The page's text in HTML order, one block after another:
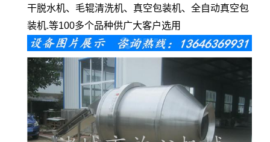
干脱水机、毛辊清洗机、真空包装机、全自动真空包
装机.等100多个品种供广大客户选用